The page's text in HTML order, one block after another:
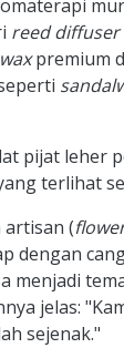
reed diffuser
premium
pijat leher
terlihat
artisan (
dengan
menjadi
jelas:
sejenak."